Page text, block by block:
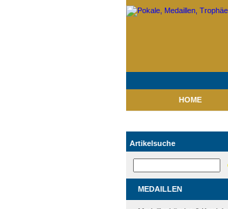
HOME
Artikelsuche
MEDAILLEN